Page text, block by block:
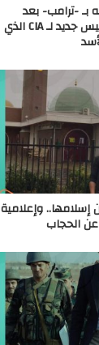
-ترامب- بعد
تسلم السلطة.. وتعيين رئيس جديد لـ CIA الذي
وإعلامية
عن الحجاب